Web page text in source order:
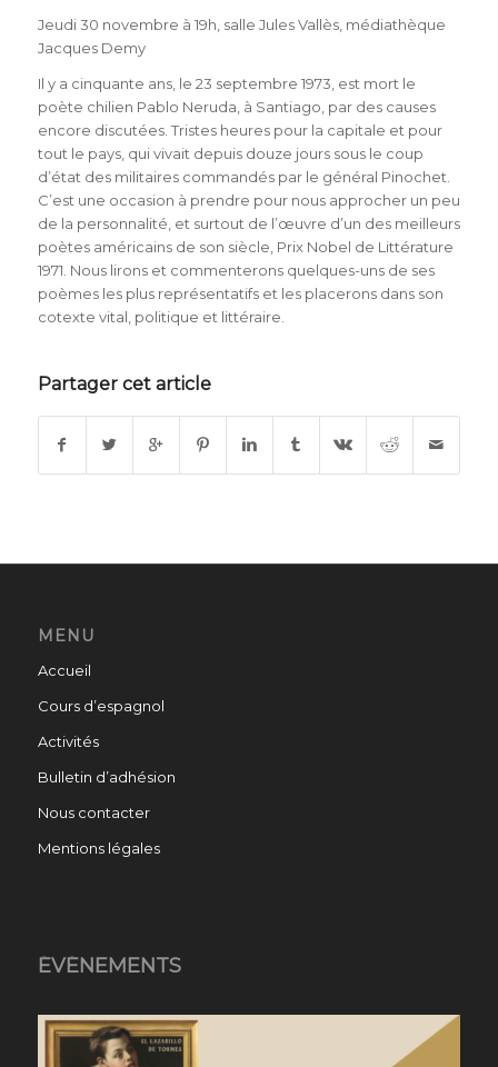
Jeudi 30 novembre à 19h, salle Jules Vallès, médiathèque
Jacques Demy
Il y a cinquante ans, le 23 septembre 1973, est mort le
poète chilien Pablo Neruda, à Santiago, par des causes
encore discutées. Tristes heures pour la capitale et pour
tout le pays, qui vivait depuis douze jours sous le coup
d’état des militaires commandés par le général Pinochet.
C’est une occasion à prendre pour nous approcher un peu
de la personnalité, et surtout de l’œuvre d’un des meilleurs
poètes américains de son siècle, Prix Nobel de Littérature
1971. Nous lirons et commenterons quelques-uns de ses
poèmes les plus représentatifs et les placerons dans son
cotexte vital, politique et littéraire.
Partager cet article
MENU
Accueil
Cours d’espagnol
Activités
Bulletin d’adhésion
Nous contacter
Mentions légales
ÉVÉNEMENTS